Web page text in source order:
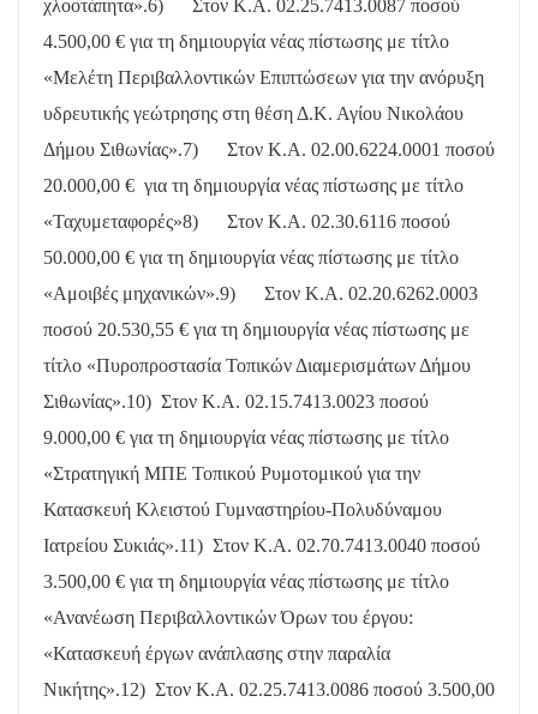
χλοοτάπητα».6)
Στον Κ.Α. 02.25.7413.0087 ποσού
4.500,00 € για τη δημιουργία νέας πίστωσης με τίτλο
«Μελέτη Περιβαλλοντικών Επιπτώσεων για την ανόρυξη
υδρευτικής γεώτρησης στη θέση Δ.Κ. Αγίου Νικολάου
Δήμου Σιθωνίας».7)
Στον Κ.Α. 02.00.6224.0001 ποσού
20.000,00 € για τη δημιουργία νέας πίστωσης με τίτλο
«Ταχυμεταφορές»8)
Στον Κ.Α. 02.30.6116 ποσού
50.000,00 € για τη δημιουργία νέας πίστωσης με τίτλο
«Αμοιβές μηχανικών».9)
Στον Κ.Α. 02.20.6262.0003
ποσού 20.530,55 € για τη δημιουργία νέας πίστωσης με
τίτλο «Πυροπροστασία Τοπικών Διαμερισμάτων Δήμου
Σιθωνίας».10) Στον Κ.Α. 02.15.7413.0023 ποσού
9.000,00 € για τη δημιουργία νέας πίστωσης με τίτλο
«Στρατηγική ΜΠΕ Τοπικού Ρυμοτομικού για την
Κατασκευή Κλειστού Γυμναστηρίου-Πολυδύναμου
Ιατρείου Συκιάς».11) Στον Κ.Α. 02.70.7413.0040 ποσού
3.500,00 € για τη δημιουργία νέας πίστωσης με τίτλο
«Ανανέωση Περιβαλλοντικών Όρων του έργου:
«Κατασκευή έργων ανάπλασης στην παραλία
Νικήτης».12) Στον Κ.Α. 02.25.7413.0086 ποσού 3.500,00